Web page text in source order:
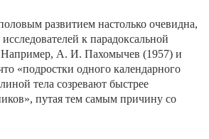
развитием настолько очевидна,
к парадоксальной
Например, А. И. Пахомычев (1957) и
«подростки од­ного календарного
тела со­зревают быстрее
путая тем са­мым причину со